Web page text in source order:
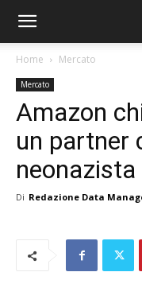
Home Mercato
Mercato
Amazon
un partner
neonazista
Di Redazione Data